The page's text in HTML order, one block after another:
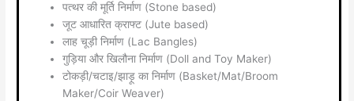
पत्थर की मूर्ति निर्माण (Stone based)
जूट आधारित क्राफ्ट (Jute based)
लाह चूड़ी निर्माण (Lac Bangles)
गुड़िया और खिलौना निर्माण (Doll and Toy Maker)
टोकड़ी/चटाइ/झाड़ू का निर्माण (Basket/Mat/Broom
Maker/Coir Weaver)